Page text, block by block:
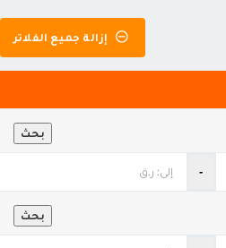
إزالة جميع الفلاتر
بحث
‐
بحث